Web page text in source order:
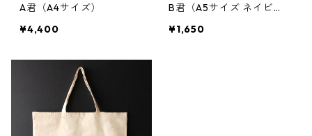
A君（A4サイズ）
¥4,400
B君（A5サイズ ネイビ
¥1,650